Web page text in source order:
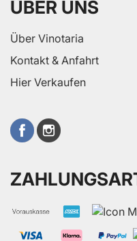
ÜBER UNS
Über Vinotaria
Kontakt & Anfahrt
Hier Verkaufen